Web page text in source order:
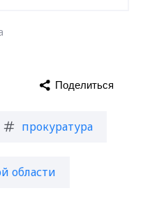
прокуратура
области
Поделиться